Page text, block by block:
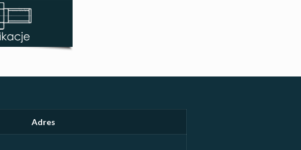
Adres